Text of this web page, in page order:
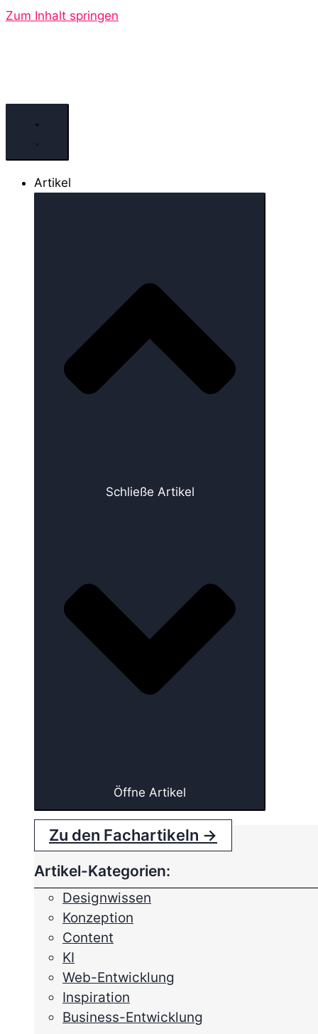
Zum Inhalt springen
Artikel
Schließe Artikel
Öffne Artikel
Zu den Fachartikeln →
Artikel-Kategorien:
Designwissen
Konzeption
Content
KI
Web-Entwicklung
Inspiration
Business-Entwicklung